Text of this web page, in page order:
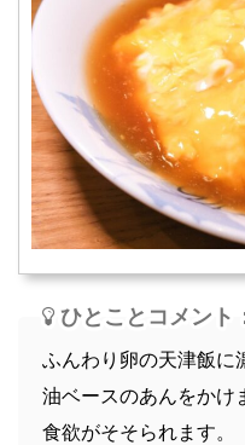
ひとことコメント
ふんわり卵の天津飯に
油ベースのあんをかけ
食欲がそそられます。